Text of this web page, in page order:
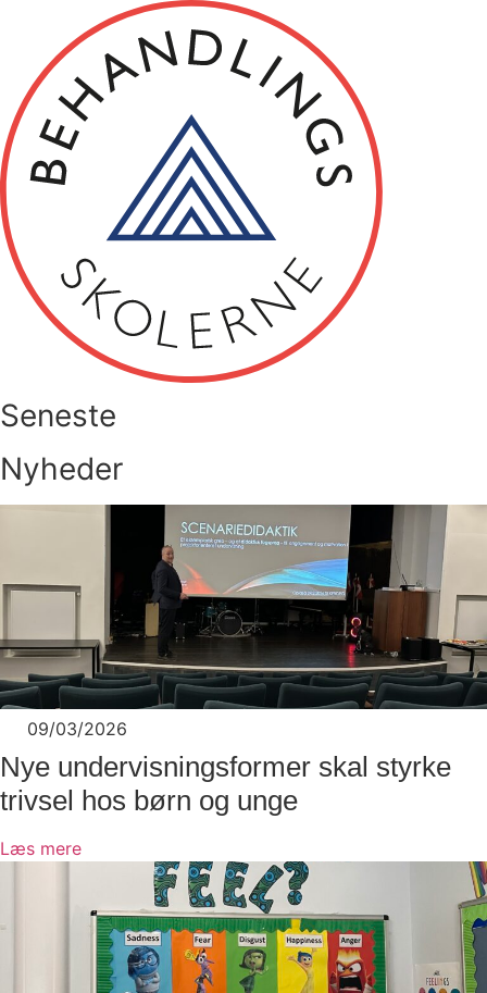
indhold
Seneste
Nyheder
09/03/2026
Nye undervisningsformer skal styrke
trivsel hos børn og unge
Læs mere